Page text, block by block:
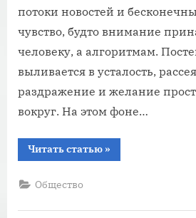
потоки новостей и
чувство, будто внимание
человеку, а алгоритмам.
выливается в усталость,
раздражение и желание
вокруг. На этом фоне…
Читать статью“Цифровая
усталость:
и
»
Общество